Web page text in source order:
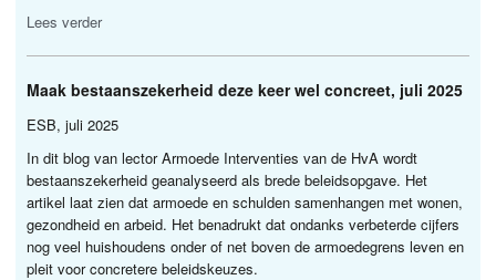
Lees verder
Maak bestaanszekerheid deze keer wel concreet, juli 2025
ESB, juli 2025
In dit blog van lector Armoede Interventies van de HvA wordt
bestaanszekerheid geanalyseerd als brede beleidsopgave. Het
artikel laat zien dat armoede en schulden samenhangen met wonen,
gezondheid en arbeid. Het benadrukt dat ondanks verbeterde cijfers
nog veel huishoudens onder of net boven de armoedegrens leven en
pleit voor concretere beleidskeuzes.